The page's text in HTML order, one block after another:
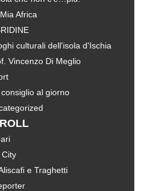
Africa
culturali dell'isola d'Ischia
Vincenzo Di Meglio
consiglio al giorno
City
e Traghetti